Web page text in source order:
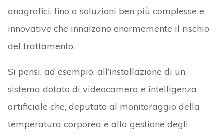
anagrafici, fino a soluzioni ben più complesse e
innovative che innalzano enormemente il rischio
del trattamento.
Si pensi, ad esempio, all’installazione di un
sistema dotato di videocamera e intelligenza
artificiale che, deputato al monitoraggio della
temperatura corporea e alla gestione degli